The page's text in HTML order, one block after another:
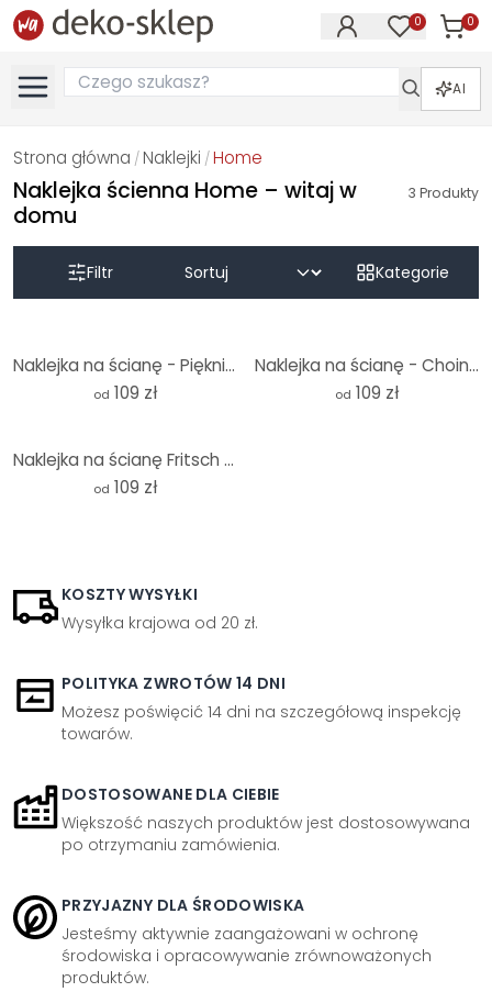
0 0
AI
Strona główna / Naklejki /Home
Naklejka ścienna Home – witaj w
domu
3 Produkty
Filtr Kategorie
Naklejka na ścianę - Pięknie tu - Okrągła
od 109 zł
Naklejka na ścianę - Choinka typograficzna okrągła - Blursbyai
od 109 zł
Naklejka na ścianę Fritsch - Przyjazne powitanie - Okrągła
od 109 zł
KOSZTY WYSYŁKI
Wysyłka krajowa od 20 zł.
POLITYKA ZWROTÓW 14 DNI
Możesz poświęcić 14 dni na szczegółową inspekcję
towarów.
DOSTOSOWANE DLA CIEBIE
Większość naszych produktów jest dostosowywana
po otrzymaniu zamówienia.
PRZYJAZNY DLA ŚRODOWISKA
Jesteśmy aktywnie zaangażowani w ochronę
środowiska i opracowywanie zrównoważonych
produktów.